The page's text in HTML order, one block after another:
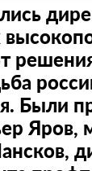
Были
Яров,